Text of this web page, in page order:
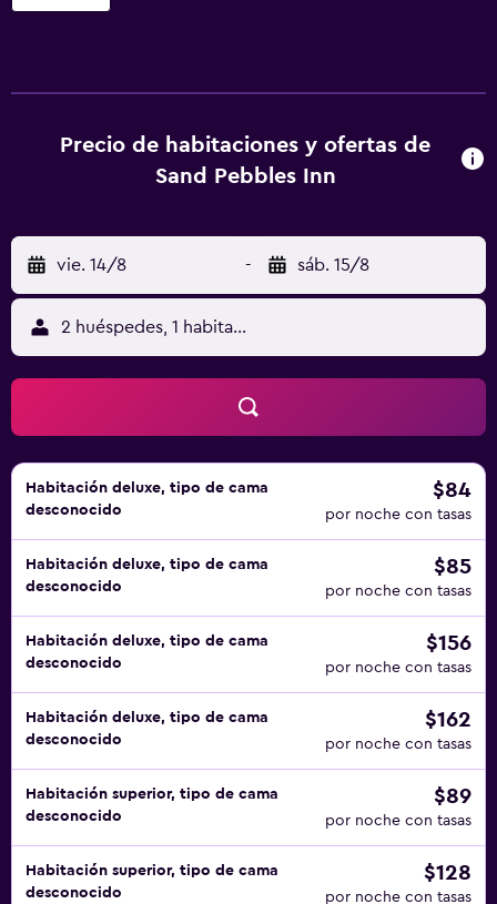
Las habitaciones disponen de balcón o patio con
artículos de higiene personal gratuitos. Este hotel en
Qualicum Beach ofrece acceso a Internet wifi gratis. Se
sábanas. Se ofrece servicio de limpieza todos los días. Se
pueden practicar las actividades de ocio y esparcimiento
que se indican más abajo en las instalaciones o cerca del
alojamiento (es posible que se aplique un recargo).
Precio de habitaciones y ofertas de
Sand Pebbles Inn
vie. 14/8 - sáb. 15/8
2 huéspedes, 1 habitación
Habitación deluxe, tipo de cama
desconocido
$84
por noche con tasas
Habitación deluxe, tipo de cama
desconocido
$85
por noche con tasas
Habitación deluxe, tipo de cama
desconocido
$156
por noche con tasas
Habitación deluxe, tipo de cama
desconocido
$162
por noche con tasas
Habitación superior, tipo de cama
desconocido
$89
por noche con tasas
Habitación superior, tipo de cama
desconocido
$128
por noche con tasas